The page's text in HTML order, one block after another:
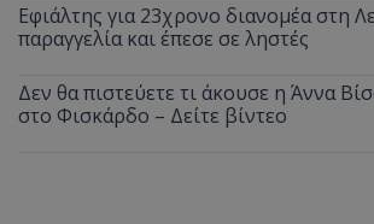
Εφιάλτης για 23χρονο διανομέα στη
παραγγελία και έπεσε σε ληστές
Δεν θα πιστεύετε τι άκουσε η Άννα
στο Φισκάρδο – Δείτε βίντεο